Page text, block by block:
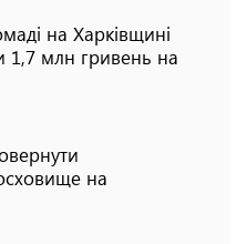
на Харківщині
1,7 млн гривень на
на